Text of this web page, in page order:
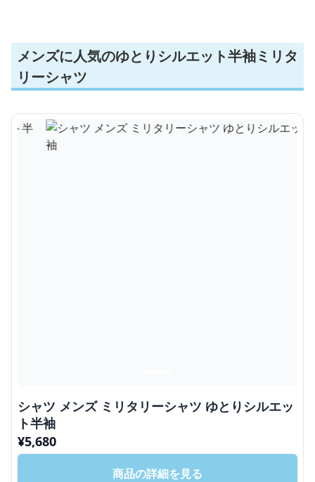
メンズに人気のゆとりシルエット半袖ミリタ
リーシャツ
シャツ メンズ ミリタリーシャツ ゆとりシルエッ
ト半袖
¥5,680
商品の詳細を見る